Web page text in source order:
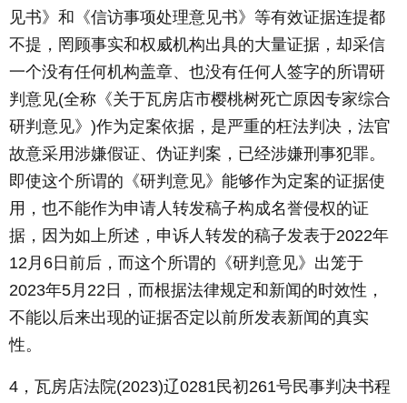
见书》和《信访事项处理意见书》等有效证据连提都
不提，罔顾事实和权威机构出具的大量证据，却采信
一个没有任何机构盖章、也没有任何人签字的所谓研
判意见(全称《关于瓦房店市樱桃树死亡原因专家综合
研判意见》)作为定案依据，是严重的枉法判决，法官
故意采用涉嫌假证、伪证判案，已经涉嫌刑事犯罪。
即使这个所谓的《研判意见》能够作为定案的证据使
用，也不能作为申请人转发稿子构成名誉侵权的证
据，因为如上所述，申诉人转发的稿子发表于2022年
12月6日前后，而这个所谓的《研判意见》出笼于
2023年5月22日，而根据法律规定和新闻的时效性，
不能以后来出现的证据否定以前所发表新闻的真实
性。
4，瓦房店法院(2023)辽0281民初261号民事判决书程